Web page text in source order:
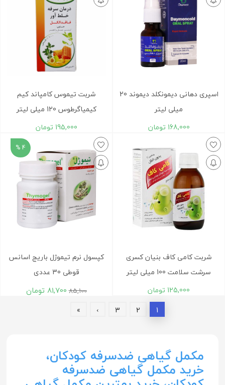
اسپری دهانی دیمونکلد دیموند 20
میلی لیتر
168,000 تومان
شربت تیموس کامپاند کیم
کیمیاگرطوس 120 میلی لیتر
195,000 تومان
شربت کامی کاف بنیان کسری
سرشت سلامت 100 میلی لیتر
125,000 تومان
4 %
کپسول نرم تیموژل باریج اسانس
قوطی 30 عددی
85,100
81,700 تومان
1
2
3
›
»
مکمل گیاهی ضدسرفه کودکان‌،
خرید مکمل گیاهی ضدسرفه